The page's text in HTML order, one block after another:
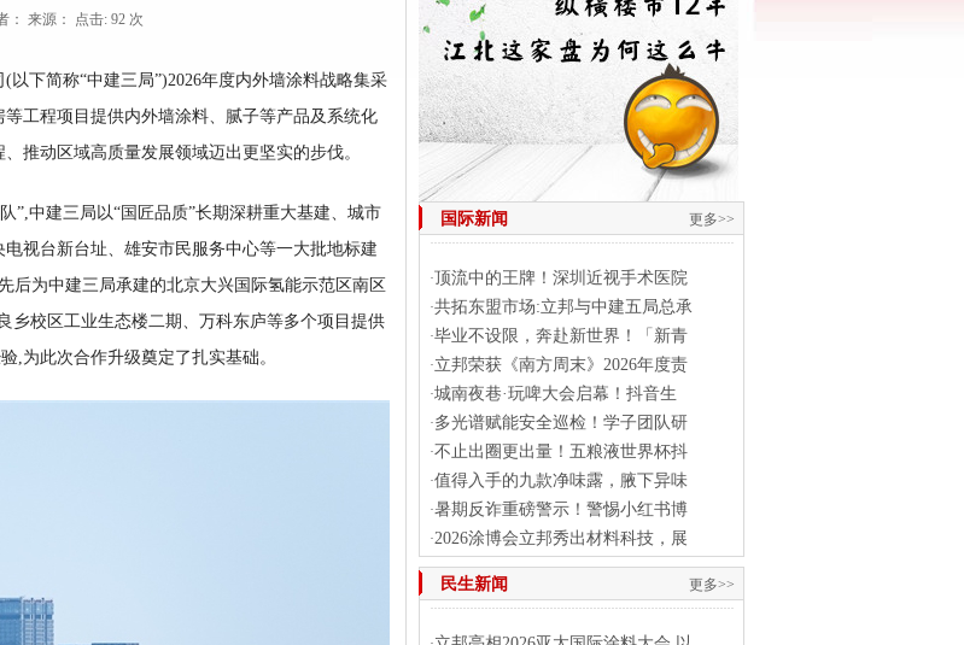
： 来源： 点击: 92 次
下简称“中建三局”)2026年度内外墙涂料战略集采
工程项目提供内外墙涂料、腻子等产品及系统化
推动区域高质量发展领域迈出更坚实的步伐。
”,中建三局以“国匠品质”长期深耕重大基建、城市
视台新台址、雄安市民服务中心等一大批地标建
后为中建三局承建的北京大兴国际氢能示范区南区
乡校区工业生态楼二期、万科东庐等多个项目提供
,为此次合作升级奠定了扎实基础。
国际新闻 更多>>
·顶流中的王牌！深圳近视手术医院
·共拓东盟市场:立邦与中建五局总承
·毕业不设限，奔赴新世界！「新青
·立邦荣获《南方周末》2026年度责
·城南夜巷·玩啤大会启幕！抖音生
·多光谱赋能安全巡检！学子团队研
·不止出圈更出量！五粮液世界杯抖
·值得入手的九款净味露，腋下异味
·暑期反诈重磅警示！警惕小红书博
·2026涂博会立邦秀出材料科技，展
民生新闻 更多>>